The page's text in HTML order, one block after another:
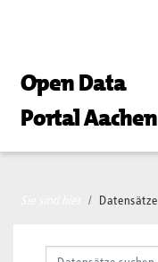
Open Data
Portal Aachen
Datensätze